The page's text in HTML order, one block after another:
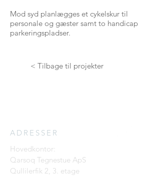
Mod syd planlægges et cykelskur til
personale og gæster samt to handicap
parkeringspladser.
< Tilbage til projekter
ADRESSER
Hovedkontor:
Qarsoq Tegnestue ApS
Qullilerfik 2, 3. etage